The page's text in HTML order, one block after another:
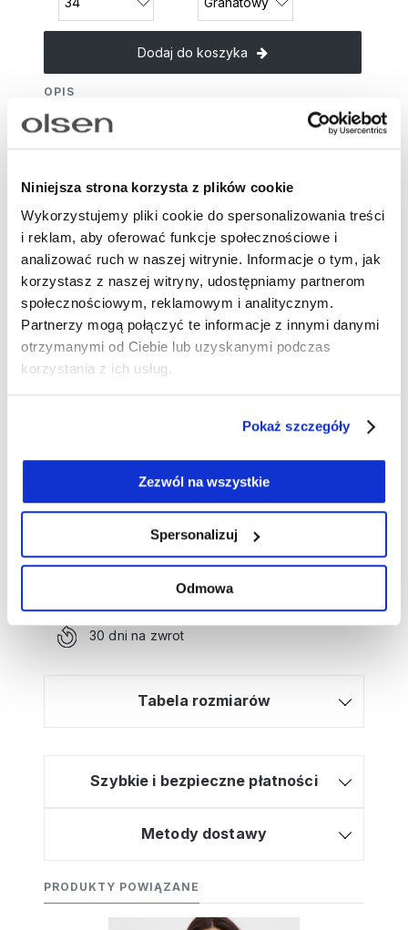
Niniejsza strona korzysta z plików cookie
Wykorzystujemy pliki cookie do spersonalizowania treści
i reklam, aby oferować funkcje społecznościowe i
analizować ruch w naszej witrynie. Informacje o tym, jak
korzystasz z naszej witryny, udostępniamy partnerom
społecznościowym, reklamowym i analitycznym.
Partnerzy mogą połączyć te informacje z innymi danymi
otrzymanymi od Ciebie lub uzyskanymi podczas
korzystania z ich usług.
Pokaż szczegóły
Zezwól na wszystkie
Spersonalizuj
Odmowa
Dodaj do koszyka
OPIS
Efektowna, granatowa spódnica o długości midi z
panterkę w odcieniach granatu i beżu sprawia, że
pozostaje elegancki. Elastyczny pas zapewnia
wygodę i dopasowanie do sylwetki bez ucisku.
Spódnica została uszyta z wiskozy LENZING™
ECOVERO™, przyjaznej dla środowiska i
oddychającej. Noś ją z jednokolorowym topem i
sandałami na obcasie na wieczorne wyjście lub
postaw na casual z T-shirtem i balerinami.
Długość: 80 cm
Kliknij tutaj, a poprowadzimy Cię krok po
kroku!
Bezpłatna dostawa od 499zł
Wysyłamy w 2-3 dni
30 dni na zwrot
Tabela rozmiarów
Szybkie i bezpieczne płatności
Metody dostawy
PRODUKTY POWIĄZANE